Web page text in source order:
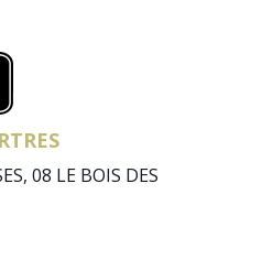
08 LE BOIS DES